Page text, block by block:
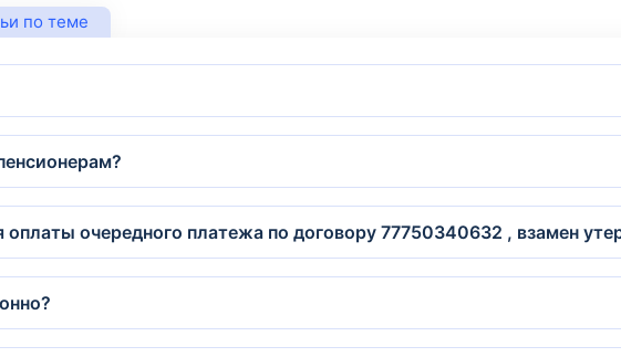
по теме
очередного платежа по договору 77750340632 , взамен